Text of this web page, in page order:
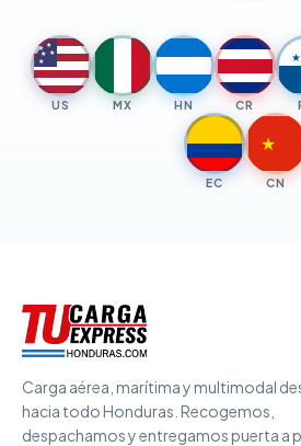
★ ★
★ ★
★
US MX HN CR
★
EC
★
CN
Carga aérea, marítima y multimodal
hacia todo Honduras. Recogemos,
despachamos y entregamos puerta a